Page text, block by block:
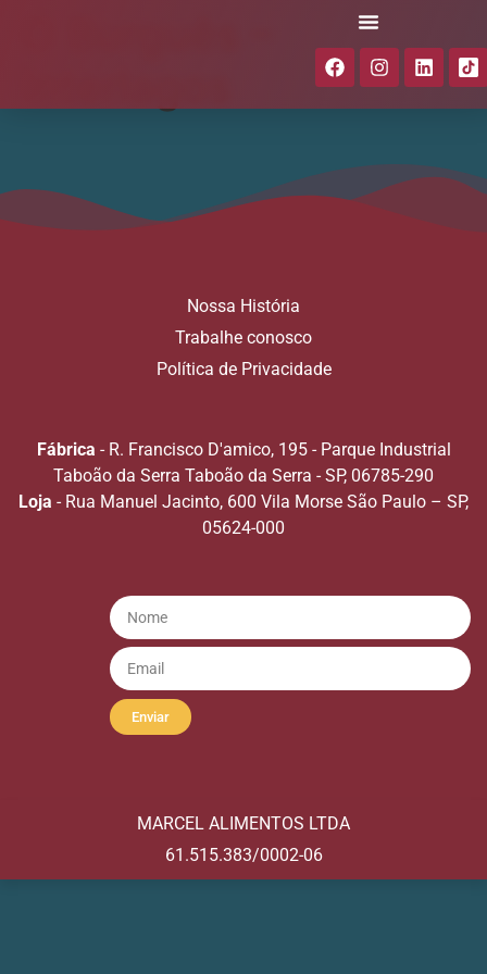
Nossa História
Trabalhe conosco
Política de Privacidade
Fábrica - R. Francisco D'amico, 195 - Parque Industrial
Taboão da Serra Taboão da Serra - SP, 06785-290
Loja - Rua Manuel Jacinto, 600 Vila Morse São Paulo – SP,
05624-000
Enviar
MARCEL ALIMENTOS LTDA
61.515.383/0002-06